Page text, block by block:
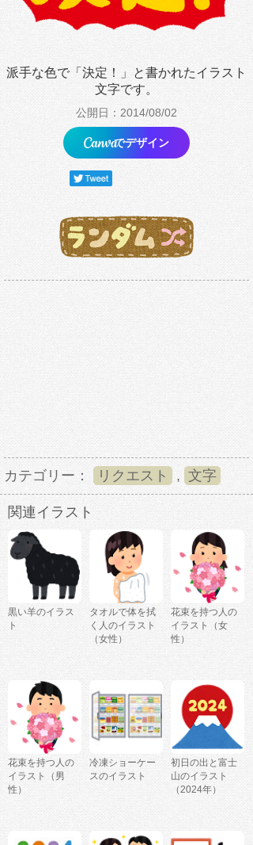
派手な色で「決定！」と書かれたイラスト
文字です。
公開日：2014/08/02
でデザイン
カテゴリー： リクエスト , 文字
関連イラスト
黒い羊のイラス
ト
タオルで体を拭
く人のイラスト
（女性）
花束を持つ人の
イラスト（女
性）
花束を持つ人の
イラスト（男
性）
冷凍ショーケー
スのイラスト
初日の出と富士
山のイラスト
（2024年）